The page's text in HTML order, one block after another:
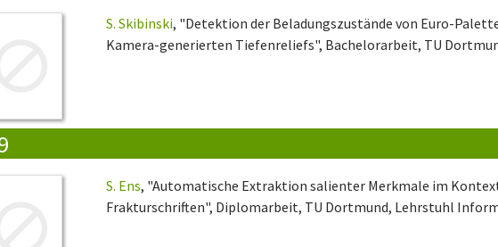
S. Skibinski, "Detektion der Beladungszustände von Euro-
Kamera-generierten Tiefenreliefs", Bachelorarbeit, TU
S. Ens, "Automatische Extraktion salienter Merkmale im
Frakturschriften", Diplomarbeit, TU Dortmund, Lehrstuhl